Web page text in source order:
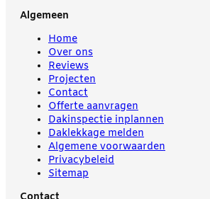
Algemeen
Home
Over ons
Reviews
Projecten
Contact
Offerte aanvragen
Dakinspectie inplannen
Daklekkage melden
Algemene voorwaarden
Privacybeleid
Sitemap